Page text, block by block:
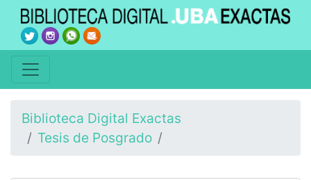
Biblioteca Digital Exactas
Tesis de Posgrado